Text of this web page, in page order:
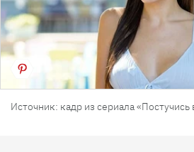
Источник: кадр из сериала